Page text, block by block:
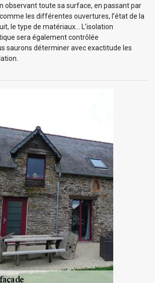
observant toute sa surface, en passant par
les différentes ouvertures, l’état de la
le type de matériaux... L’isolation
sera également contrôlée
saurons déterminer avec exactitude les